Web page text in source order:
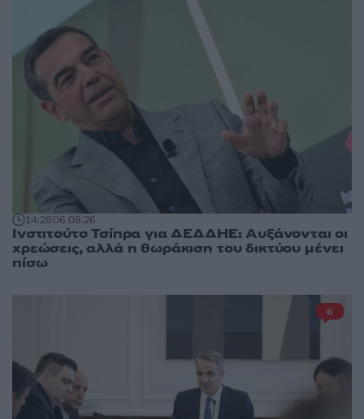
14:2806.08.26
Ινστιτούτο Τσίπρα για ΔΕΔΔΗΕ: Αυξάνονται οι
χρεώσεις, αλλά η θωράκιση του δικτύου μένει
πίσω
6